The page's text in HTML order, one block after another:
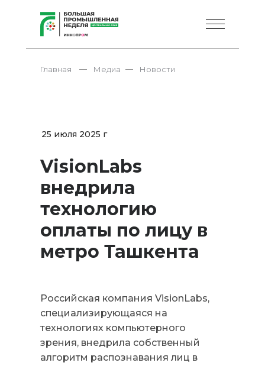
Главная Новости
— Медиа —
25 июля 2025 г
VisionLabs
внедрила
технологию
оплаты по лицу в
метро Ташкента
Российская компания VisionLabs,
специализирующаяся на
технологиях компьютерного
зрения, внедрила собственный
алгоритм распознавания лиц в